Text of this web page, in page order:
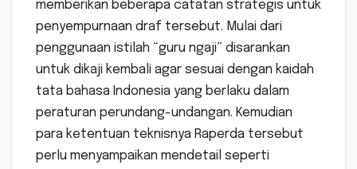
memberikan beberapa catatan strategis untuk
penyempurnaan draf tersebut. Mulai dari
penggunaan istilah “guru ngaji” disarankan
untuk dikaji kembali agar sesuai dengan kaidah
tata bahasa Indonesia yang berlaku dalam
peraturan perundang-undangan. Kemudian
para ketentuan teknisnya Raperda tersebut
perlu menyampaikan mendetail seperti